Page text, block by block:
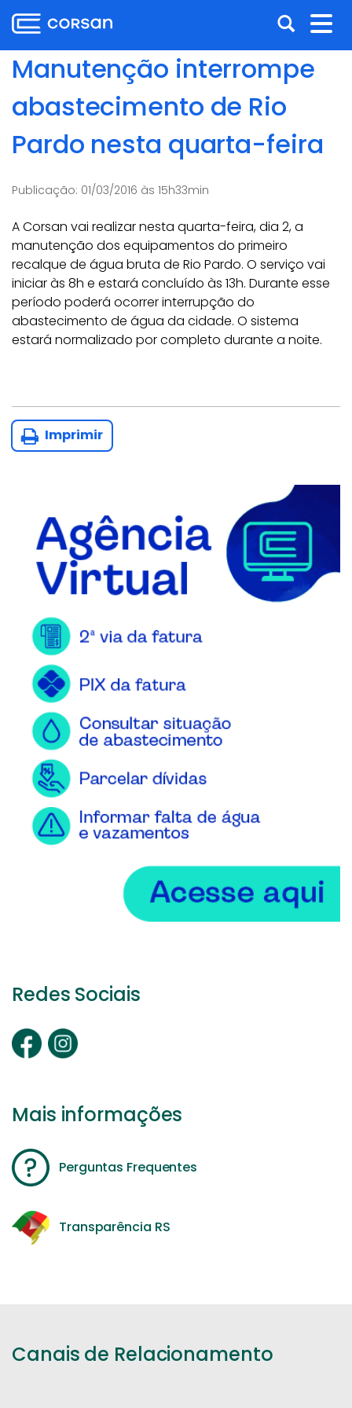
para
o
conteúdo
para
menu
para
o
conteúdo
Abrir
a
busca
Manutenção interrompe
abastecimento de Rio
Pardo nesta quarta-feira
Publicação: 01/03/2016 às 15h33min
A Corsan vai realizar nesta quarta-feira, dia 2, a
manutenção dos equipamentos do primeiro
recalque de água bruta de Rio Pardo. O serviço vai
iniciar às 8h e estará concluído às 13h. Durante esse
período poderá ocorrer interrupção do
abastecimento de água da cidade. O sistema
estará normalizado por completo durante a noite.
Imprimir
Redes Sociais
Mais informações
Perguntas Frequentes
Transparência RS
Canais de Relacionamento